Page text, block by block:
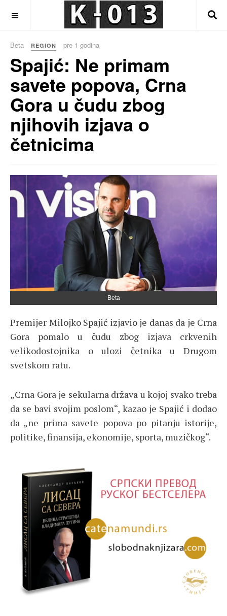
Beta REGION pre 1 godina
Spajić: Ne primam
savete popova, Crna
Gora u čudu zbog
njihovih izjava o
četnicima
Beta
Premijer Milojko Spajić izjavio je danas da je Crna
Gora pomalo u čudu zbog izjava crkvenih
velikodostojnika o ulozi četnika u Drugom
svetskom ratu.
„Crna Gora je sekularna država u kojoj svako treba
da se bavi svojim poslom“, kazao je Spajić i dodao
da „ne prima savete popova po pitanju istorije,
politike, finansija, ekonomije, sporta, muzičkog“.